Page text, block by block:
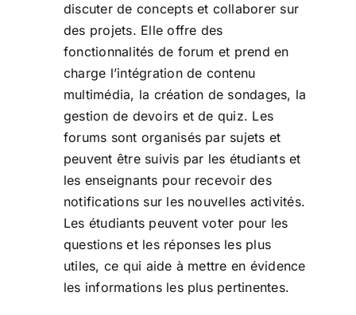
discuter de concepts et collaborer sur
des projets. Elle offre des
fonctionnalités de forum et prend en
charge l’intégration de contenu
multimédia, la création de sondages, la
gestion de devoirs et de quiz. Les
forums sont organisés par sujets et
peuvent être suivis par les étudiants et
les enseignants pour recevoir des
notifications sur les nouvelles activités.
Les étudiants peuvent voter pour les
questions et les réponses les plus
utiles, ce qui aide à mettre en évidence
les informations les plus pertinentes.